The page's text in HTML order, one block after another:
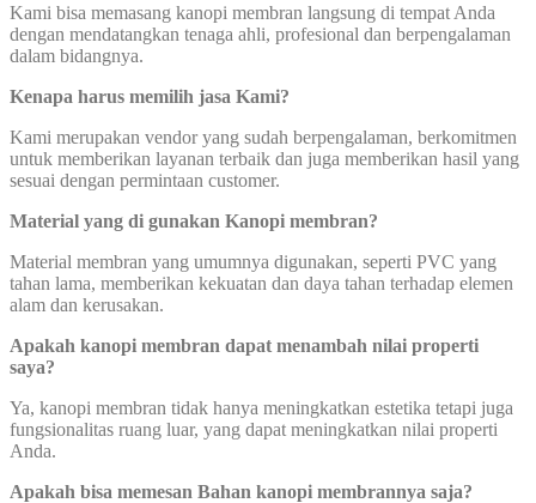
Kami bisa memasang kanopi membran langsung di tempat Anda
dengan mendatangkan tenaga ahli, profesional dan berpengalaman
dalam bidangnya.
Kenapa harus memilih jasa Kami?
Kami merupakan vendor yang sudah berpengalaman, berkomitmen
untuk memberikan layanan terbaik dan juga memberikan hasil yang
sesuai dengan permintaan customer.
Material yang di gunakan Kanopi membran?
Material membran yang umumnya digunakan, seperti PVC yang
tahan lama, memberikan kekuatan dan daya tahan terhadap elemen
alam dan kerusakan.
Apakah kanopi membran dapat menambah nilai properti
saya?
Ya, kanopi membran tidak hanya meningkatkan estetika tetapi juga
fungsionalitas ruang luar, yang dapat meningkatkan nilai properti
Anda.
Apakah bisa memesan Bahan kanopi membrannya saja?